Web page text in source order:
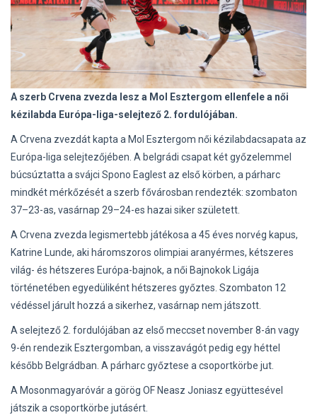
A szerb Crvena zvezda lesz a Mol Esztergom ellenfele a női
kézilabda Európa-liga-selejtező 2. fordulójában.
A Crvena zvezdát kapta a Mol Esztergom női kézilabdacsapata az
Európa-liga selejtezőjében. A belgrádi csapat két győzelemmel
búcsúztatta a svájci Spono Eaglest az első körben, a párharc
mindkét mérkőzését a szerb fővárosban rendezték: szombaton
37–23-as, vasárnap 29–24-es hazai siker született.
A Crvena zvezda legismertebb játékosa a 45 éves norvég kapus,
Katrine Lunde, aki háromszoros olimpiai aranyérmes, kétszeres
világ- és hétszeres Európa-bajnok, a női Bajnokok Ligája
történetében egyedüliként hétszeres győztes. Szombaton 12
védéssel járult hozzá a sikerhez, vasárnap nem játszott.
A selejtező 2. fordulójában az első meccset november 8-án vagy
9-én rendezik Esztergomban, a visszavágót pedig egy héttel
később Belgrádban. A párharc győztese a csoportkörbe jut.
A Mosonmagyaróvár a görög OF Neasz Joniasz együttesével
játszik a csoportkörbe jutásért.